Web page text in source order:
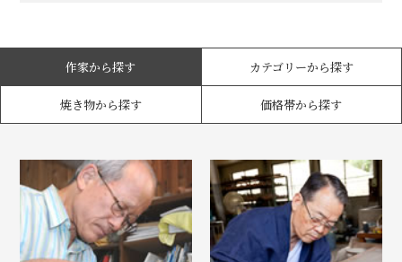
作家から探す カテゴリーから探す
焼き物から探す 価格帯から探す